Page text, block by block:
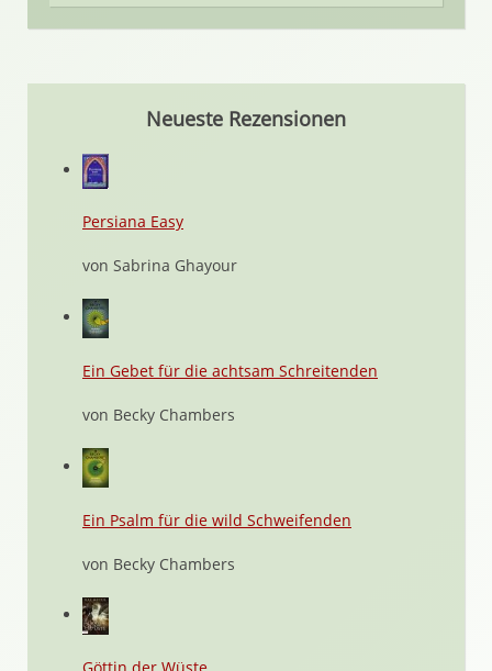
Neueste Rezensionen
Persiana Easy
von Sabrina Ghayour
Ein Gebet für die achtsam Schreitenden
von Becky Chambers
Ein Psalm für die wild Schweifenden
von Becky Chambers